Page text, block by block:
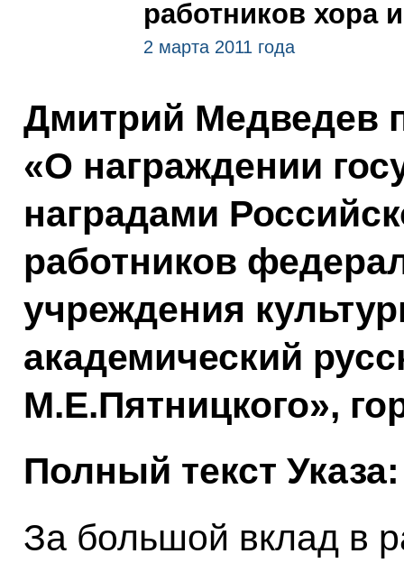
работников хора
2 марта 2011 года
Дмитрий Медведев
«О награждении
наградами
работников
учреждения
академический
М.Е.Пятницкого»,
Полный текст Указа:
За большой вклад в